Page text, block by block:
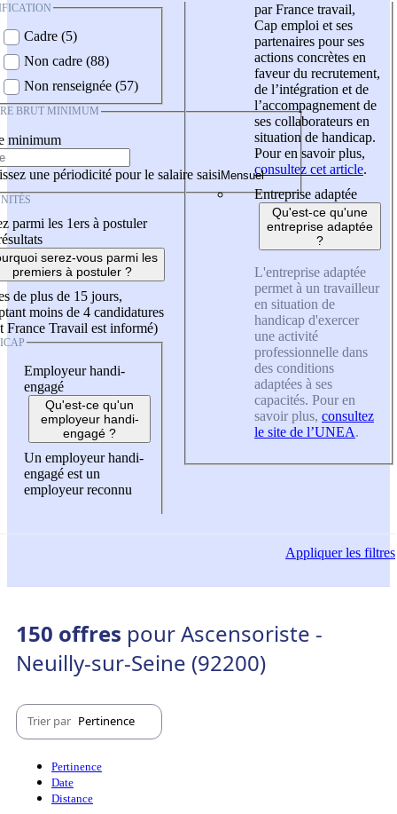
Cadre (5)
Non cadre (88)
Non renseignée (57)
BRUT MINIMUM
minimum
une périodicité pour le salaire saisi
parmi les 1ers à postuler
serez-vous parmi les
premiers à postuler ?
de plus de 15 jours,
moins de 4 candidatures
France Travail est informé)
Employeur handi-
engagé
Qu'est-ce qu'un
employeur handi-
engagé ?
Un employeur handi-
engagé est un
employeur reconnu
par France travail,
Cap emploi et ses
partenaires pour ses
actions concrètes en
faveur du recrutement,
de l’intégration et de
l’accompagnement de
ses collaborateurs en
situation de handicap.
Pour en savoir plus,
consultez cet article.
Entreprise adaptée
Qu'est-ce qu'une
entreprise adaptée
?
L'entreprise adaptée
permet à un travailleur
en situation de
handicap d'exercer
une activité
professionnelle dans
des conditions
adaptées à ses
capacités. Pour en
savoir plus, consultez
le site de l’UNEA.
Appliquerles filtres
150 offres pour Ascensoriste -
Neuilly-sur-Seine (92200)
Trier par Pertinence
Pertinence
Date
Distance